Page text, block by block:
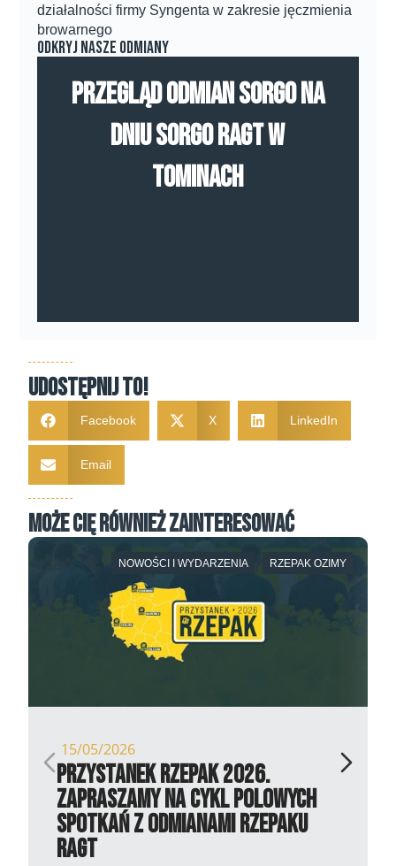
działalności firmy Syngenta w zakresie jęczmienia
browarnego
Odkryj nasze odmiany
Przegląd odmian sorgo na
Dniu Sorgo RAGT w
Tominach
Udostępnij to!
Facebook X LinkedIn
Email
Może Cię również zainteresować
NOWOŚCI I WYDARZENIA RZEPAK OZIMY
15/05/2026
Przystanek Rzepak 2026.
Zapraszamy na cykl polowych
spotkań z odmianami rzepaku
RAGT